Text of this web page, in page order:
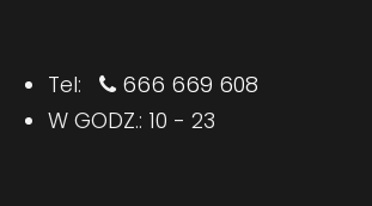
Tel:
666 669 608
W GODZ.: 10 - 23